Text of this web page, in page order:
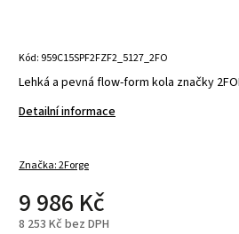
Kód: 959C15SPF2FZF2_5127_2FO
Lehká a pevná flow-form kola značky
Detailní informace
Značka:2Forge
9 986 Kč
8 253 Kč bez DPH